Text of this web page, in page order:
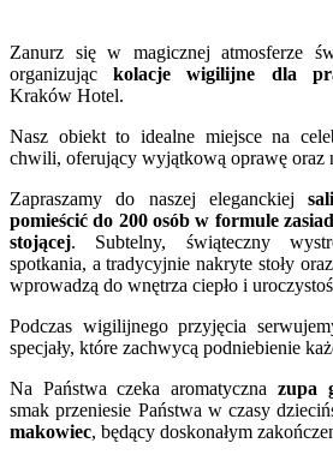
Zanurz się w magicznej atmosferze
organizująckolacje wigilijne dla
Kraków Hotel.
Nasz obiekt to idealne miejsce na
chwili, oferujący wyjątkową oprawę oraz
Zapraszamy do naszej eleganckiej
pomieścić do 200 osób w formule
stojącej. Subtelny, świąteczny
spotkania, a tradycyjnie nakryte stoły
wprowadzą do wnętrza ciepło i
Podczas wigilijnego przyjęcia
specjały, które zachwycą podniebienie
Na Państwa czeka aromatyczna zupa
smak przeniesie Państwa w czasy
makowiec, będący doskonałym